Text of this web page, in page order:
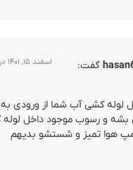
گفت: اسفند ۱۵, ۱۴۰۱ در ۲:۴۲ ب٫ظ
لوله کشی آب شما از ورودی
بشه و رسوب موجود داخل
هوا تمیز و شستشو بدیهم